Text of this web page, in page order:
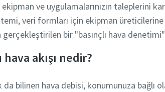
ve uygulamalarınızın taleplerini
veri formları için ekipman üreticilerine
bir "basınçlı hava
akışı nedir?
da bilinen hava debisi, konumunuza bağlı